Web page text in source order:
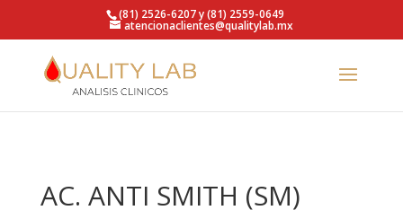
https://qualitylab.mx/(81) 2526-6207 y (81) 2559-0649
atencionaclientes@qualitylab.mx
AC. ANTI SMITH (SM)